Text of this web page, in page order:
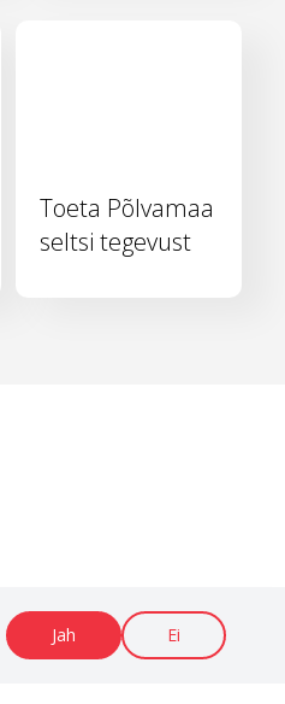
Jah Ei
Toeta Põlvamaa
seltsi tegevust